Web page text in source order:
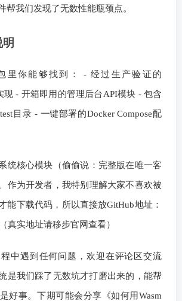
帮我们发现了无数性能瓶颈点。
里你能够找到： - 经过生产验证的
现 - 开箱即用的管理后台API模块 - 包含
目录 - 一键部署的Docker Compose配
统核心模块（偷偷说：完整版在唯一客
作为开发者，我特别理解大家不喜欢被
能下载代码，所以直接放GitHub地址：
真实地址请移步官网查看）
中遇到任何问题，欢迎在评论区交流
我们踩了无数坑才打磨出来的，能帮
好事。下期可能会分享《如何用Wasm